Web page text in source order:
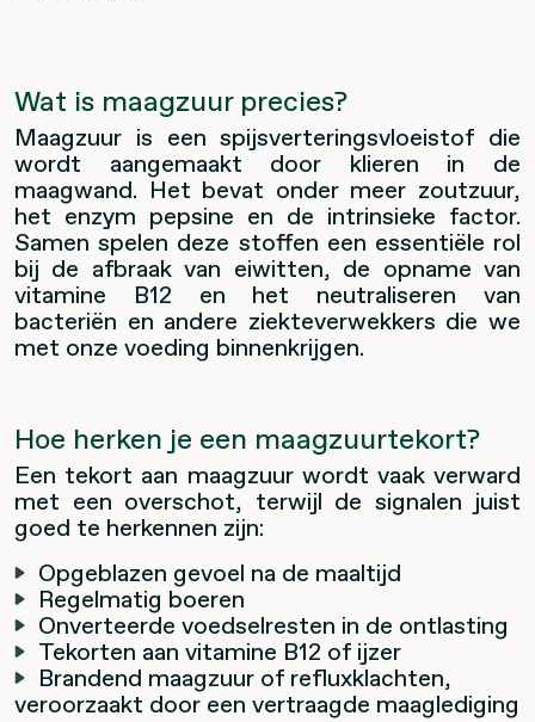
Wat is maagzuur precies?
Maagzuur is een spijsverteringsvloeistof die
wordt aangemaakt door klieren in de
maagwand. Het bevat onder meer zoutzuur,
het enzym pepsine en de intrinsieke factor.
Samen spelen deze stoffen een essentiële rol
bij de afbraak van eiwitten, de opname van
vitamine B12 en het neutraliseren van
bacteriën en andere ziekteverwekkers die we
met onze voeding binnenkrijgen.
Hoe herken je een maagzuurtekort?
Een tekort aan maagzuur wordt vaak verward
met een overschot, terwijl de signalen juist
goed te herkennen zijn:
Opgeblazen gevoel na de maaltijd
Regelmatig boeren
Onverteerde voedselresten in de ontlasting
Tekorten aan vitamine B12 of ijzer
Brandend maagzuur of refluxklachten,
veroorzaakt door een vertraagde maaglediging